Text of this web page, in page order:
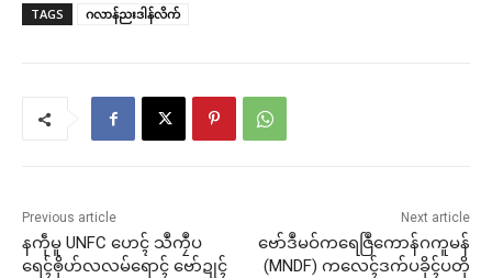
TAGS ဂလာန်ညးဒါန်လိက်
Previous article
နကဵုမူ UNFC ဟေၚ် သဳကၠဳပ
ရေၚ်ၜိုဟ်လလမ်ရောၚ် ဗော်ဍုၚ်
Next article
ဗော်ဒဳမဝ်ကရေဇြဳကောန်ဂကူမန်
(MNDF) ကလေၚ်ဒက်ပခိုၚ်ပတို